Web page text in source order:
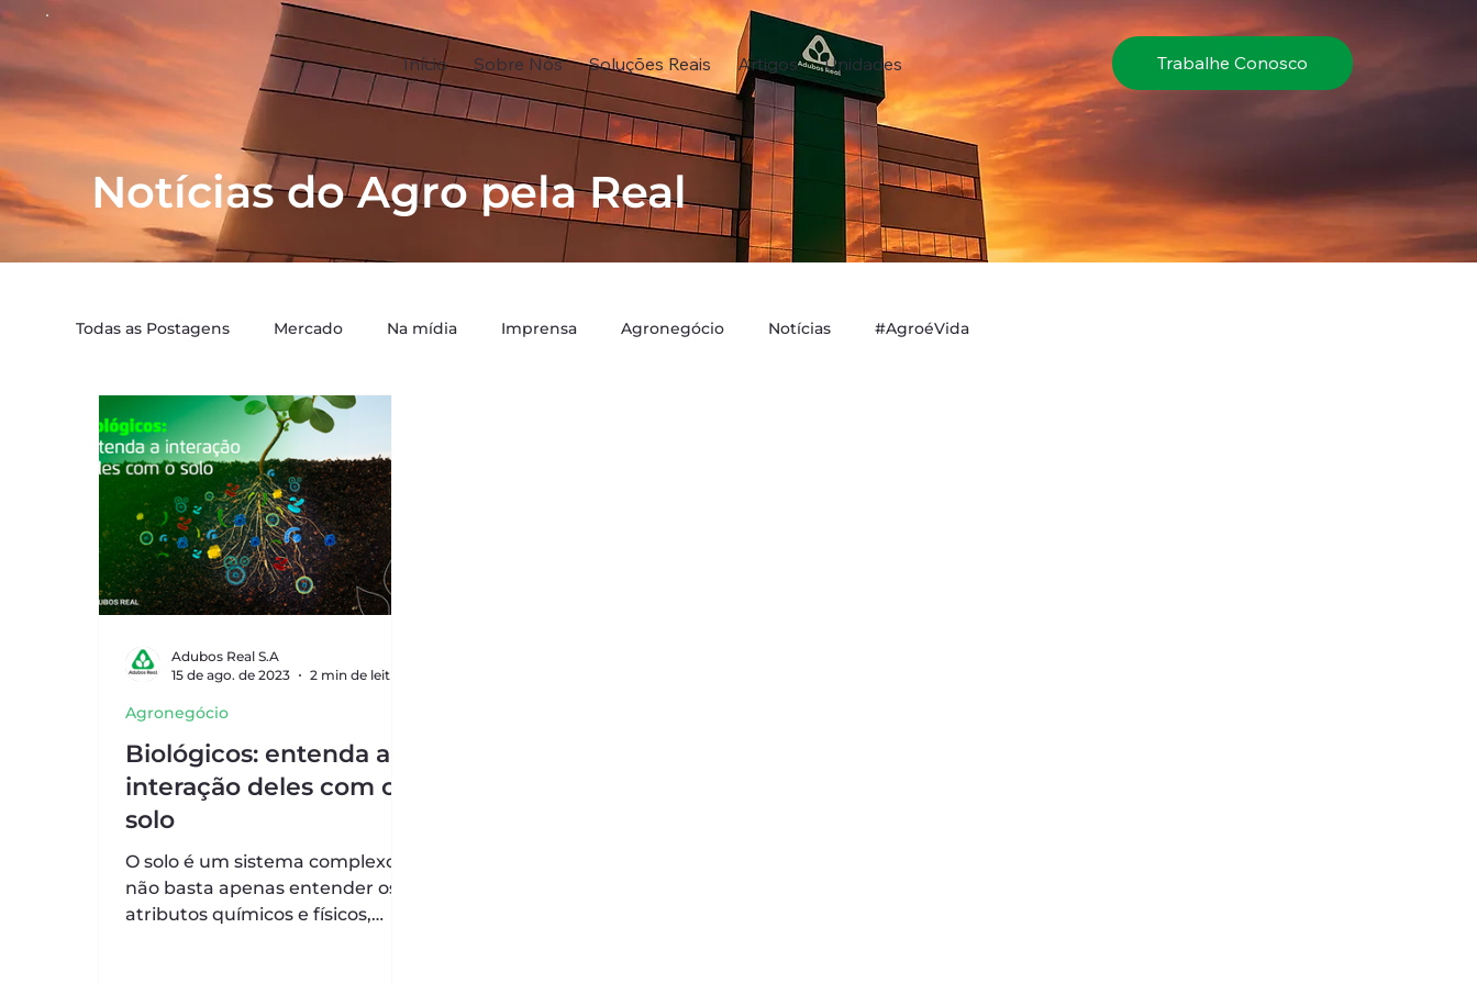
Início Sobre Nós Soluções Reais Artigos Unidades Trabalhe Conosco
Notícias do Agro pela Real
Todas as Postagens Mercado Na mídia Imprensa Agronegócio Notícias #AgroéVida
Biológicos: entenda a
interação deles com o
solo
O solo é um sistema complexo, e
não basta apenas entender os
atributos químicos e físicos,
Agronegócio
Adubos Real S.A
15 de ago. de 2023
2 min de leitura